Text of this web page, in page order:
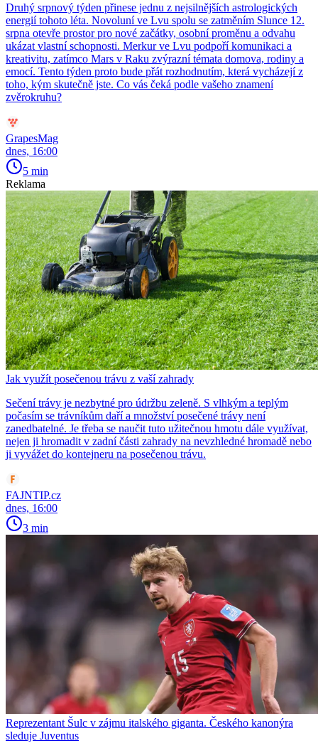
Druhý srpnový týden přinese jednu z nejsilnějších astrologických
energií tohoto léta. Novoluní ve Lvu spolu se zatměním Slunce 12.
srpna otevře prostor pro nové začátky, osobní proměnu a odvahu
ukázat vlastní schopnosti. Merkur ve Lvu podpoří komunikaci a
kreativitu, zatímco Mars v Raku zvýrazní témata domova, rodiny a
emocí. Tento týden proto bude přát rozhodnutím, která vycházejí z
toho, kým skutečně jste. Co vás čeká podle vašeho znamení
zvěrokruhu?
GrapesMag
dnes, 16:00
5 min
Reklama
Jak využít posečenou trávu z vaší zahrady
Sečení trávy je nezbytné pro údržbu zeleně. S vlhkým a teplým
počasím se trávníkům daří a množství posečené trávy není
zanedbatelné. Je třeba se naučit tuto užitečnou hmotu dále využívat,
nejen ji hromadit v zadní části zahrady na nevzhledné hromadě nebo
ji vyvážet do kontejneru na posečenou trávu.
FAJNTIP.cz
dnes, 16:00
3 min
Reprezentant Šulc v zájmu italského giganta. Českého kanonýra
sleduje Juventus